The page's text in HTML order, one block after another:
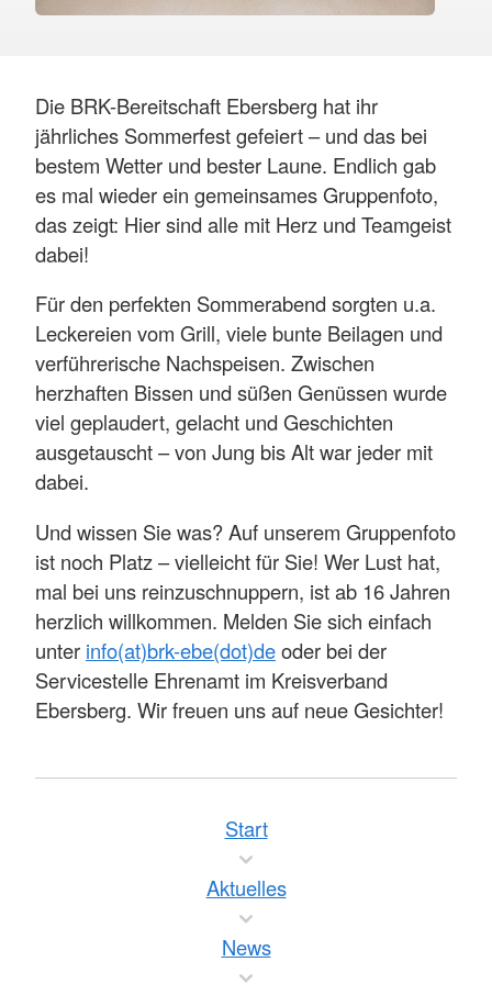
Die BRK-Bereitschaft Ebersberg hat ihr
jährliches Sommerfest gefeiert – und das bei
bestem Wetter und bester Laune. Endlich gab
es mal wieder ein gemeinsames Gruppenfoto,
das zeigt: Hier sind alle mit Herz und Teamgeist
dabei!
Für den perfekten Sommerabend sorgten u.a.
Leckereien vom Grill, viele bunte Beilagen und
verführerische Nachspeisen. Zwischen
herzhaften Bissen und süßen Genüssen wurde
viel geplaudert, gelacht und Geschichten
ausgetauscht – von Jung bis Alt war jeder mit
dabei.
Und wissen Sie was? Auf unserem Gruppenfoto
ist noch Platz – vielleicht für Sie! Wer Lust hat,
mal bei uns reinzuschnuppern, ist ab 16 Jahren
herzlich willkommen. Melden Sie sich einfach
unter info(at)brk-ebe(dot)deoder bei der
Servicestelle Ehrenamt im Kreisverband
Ebersberg. Wir freuen uns auf neue Gesichter!
Start
Aktuelles
News